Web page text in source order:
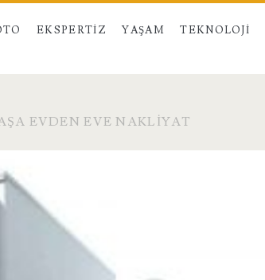
EKSPERTIZ YAŞAM TEKNOLOJI
EVDEN EVE NAKLIYAT